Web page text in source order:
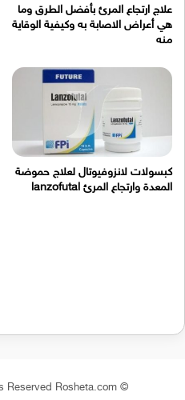
علاج ارتجاع المرئ بأفضل الطرق وما
هي أعراض الاصابة به وكيفية الوقاية
منه
كبسولات لانزوفيوتال لعلاج حموضة
المعدة وارتجاع المرئ lanzofutal
© Copyright 2020, All Rights Reserved Rosheta.com